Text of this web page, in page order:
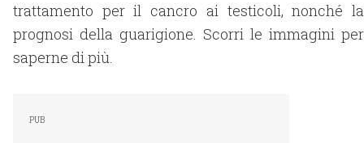
trattamento per il cancro ai testicoli, nonché la
prognosi della guarigione. Scorri le immagini per
saperne di più.